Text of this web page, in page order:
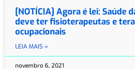
[NOTÍCIA] Agora é lei: Saúde
deve ter fisioterapeutas e
ocupacionais
LEIA MAIS »
novembro 6, 2021